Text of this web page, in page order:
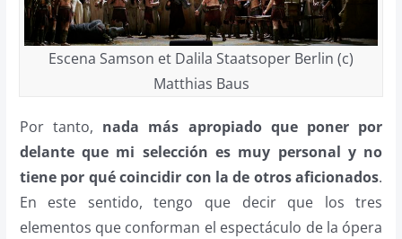
Escena Samson et Dalila Staatsoper Berlin (c)
Matthias Baus
Por tanto, nada más apropiado que poner por
delante que mi selección es muy personal y no
tiene por qué coincidir con la de otros aficionados.
En este sentido, tengo que decir que los tres
elementos que conforman el espectáculo de la ópera